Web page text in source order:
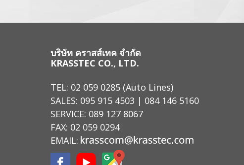
บริษัท คราสส์เทค จำกัด
KRASSTEC CO., LTD.
TEL: 02 059 0285 (Auto Lines)
SALES: 095 915 4503 | 084 146 5160
SERVICE: 089 127 8067
FAX: 02 059 0294
EMAIL: